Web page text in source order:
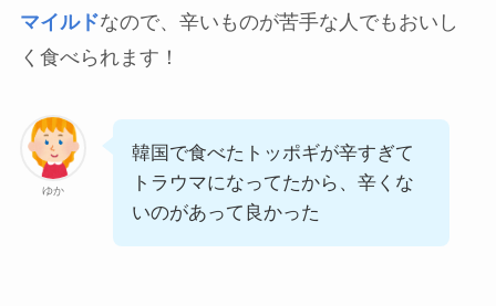
マイルドなので、辛いものが苦手な人でもおいし
く食べられます！
ゆか
韓国で食べたトッポギが辛すぎて
トラウマになってたから、辛くな
いのがあって良かった